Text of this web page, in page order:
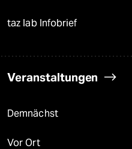
taz lab Infobrief
Veranstaltungen
Demnächst
Vor Ort